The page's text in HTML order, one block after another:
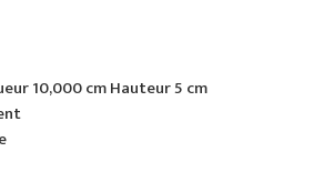
10,000 cm Hauteur 5 cm